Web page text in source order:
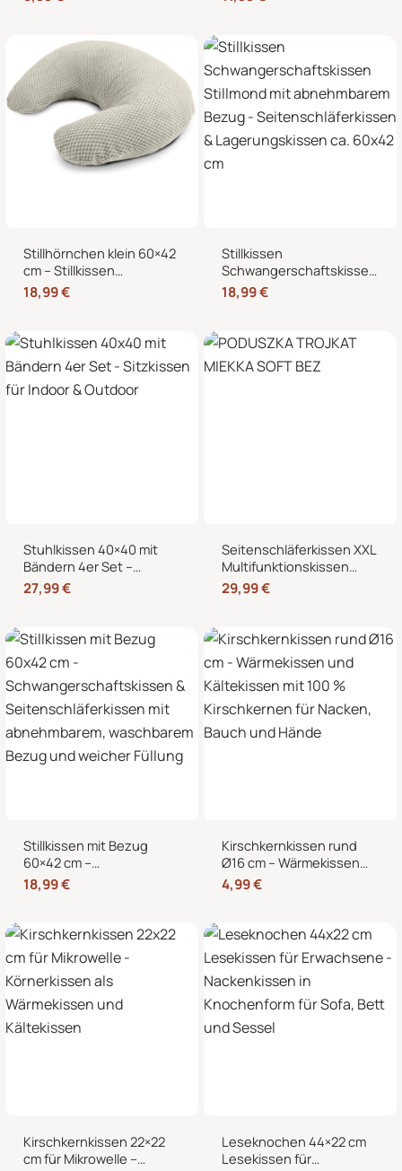
Mikrowelle, Nacken,
Stillmond & Stillhörnchen
Stillhörnchen klein 60×42
cm – Stillkissen
Mondkissen mit
abnehmbarem Bezug für
Stillzeit
18,99€
Stillkissen
Schwangerschaftskissen
Stillmond mit
abnehmbarem Bezug –
Lagerungskissen ca.
18,99€
Stuhlkissen 40×40 mit
Bändern 4er Set –
Sitzkissen für Indoor &
Outdoor
27,99€
Seitenschläferkissen XXL
Multifunktionskissen
Stillkissen – Lesekissen
für Bett und Sofa, weich
29,99€
Stillkissen mit Bezug
60×42 cm –
Schwangerschaftskissen
& Seitenschläferkissen
waschbarem Bezug und
weicher Füllung
18,99€
Kirschkernkissen rund
Ø16 cm – Wärmekissen
und Kältekissen mit 100
% Kirschkernen für
Hände
4,99€
Kirschkernkissen 22×22
cm für Mikrowelle –
Leseknochen 44×22 cm
Lesekissen für